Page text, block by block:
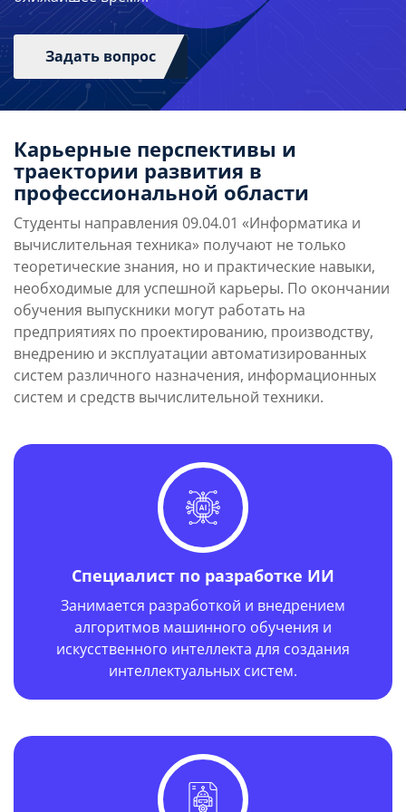
технического зрения. Автор 89 печатных научных
и методических трудов, в том числе 20
изобретений.
О.С. Ипатов — Почетный работник высшего
профессионального образования РФ, лауреат
образования, лауреат премии Правительства
Санкт-Петербурга в области образования,
действительный член Академии космонавтики
им. К. Э. Циолковского, Академии
информатизации высшей школы, Санкт-
Петербургской инженерной академии,
Международной академии наук высшей школы.
Член экспертного совета по оборонно-
промышленным вопросам Совета Федерации РФ.
Имеет правительственные награды.
Задать вопрос
Карьерные перспективы и
траектории развития в
профессиональной области
Студенты направления 09.04.01 «Информатика и
вычислительная техника» получают не только
теоретические знания, но и практические навыки,
необходимые для успешной карьеры. По окончании
обучения выпускники могут работать на
предприятиях по проектированию, производству,
внедрению и эксплуатации автоматизированных
систем различного назначения, информационных
систем и средств вычислительной техники.
Специалист по разработке ИИ
Занимается разработкой и внедрением
алгоритмов машинного обучения и
искусственного интеллекта для создания
интеллектуальных систем.